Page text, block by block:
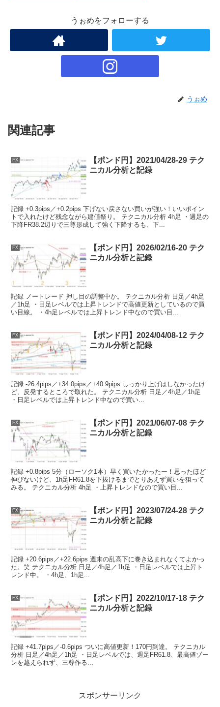
うぉめをフォローする
うぉめ
関連記事
FX
【ポンド円】2021/04/28-29 テク
ニカル分析と記録
記録 +0.3pips／+0.2pips 下げない戻さない買いが強い！いいポイン
トで入れたけど残念ながら建値祭り。 テクニカル分析 4h足 ・週足の
下降FR38.2辺りで三尊形成して強く下降するも、下...
FX
【ポンド円】2026/02/16-20 テク
ニカル分析と記録
記録 ノートレード 押し目の調整中か。 テクニカル分析 日足／4h足
／1h足 ・日足レベルでは上昇トレンドで高値更新としているので買
い目線。 ・4h足レベルでは上昇トレンド中なので買い目...
FX
【ポンド円】2024/04/08-12 テク
ニカル分析と記録
記録 -26.4pips／+34.0pips／+40.9pips しっかり上げはしなかったけ
ど、反発するところで取れた。 テクニカル分析 日足／4h足／1h足
・日足レベルでは上昇トレンド中なので買い...
FX
【ポンド円】2021/06/07-08 テク
ニカル分析と記録
記録 +0.8pips 5分（ローソク1本）早く買いたかったー！思ったほど
伸びないけど、1h足FR61.8を下抜けるまでとりあえず買いを狙って
みる。 テクニカル分析 4h足 ・上昇トレンドなので買い目...
FX
【ポンド円】2023/07/24-28 テク
ニカル分析と記録
記録 +20.6pips／+22.6pips 週末の乱高下に巻き込まれなくてよかっ
た。笑 テクニカル分析 日足／4h足／1h足 ・日足レベルでは上昇ト
レンド中。 ・4h足、1h足...
FX
【ポンド円】2022/10/17-18 テク
ニカル分析と記録
記録 +41.7pips／-0.6pips ついに高値更新！170円到達。 テクニカル
分析 日足／4h足／1h足 ・日足レベルでは、週足FR61.8、最高値ゾー
ンを越えられず、三尊作る...
スポンサーリンク